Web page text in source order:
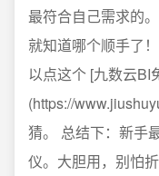
最符合自己需求的
就知道哪个顺手了
以点这个 [九数云BI
(https://
猜。 总结下：新手
仪。大胆用，别怕